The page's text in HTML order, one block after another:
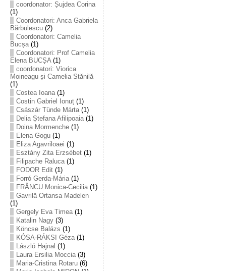
coordonator: Șujdea Corina
(1)
Coordonatori: Anca Gabriela
Bărbulescu(2)
Coordonatori: Camelia
Bucșa(1)
Coordonatori: Prof Camelia
Elena BUCȘA(1)
coordonatori: Viorica
Moineagu și Camelia Stănilă
(1)
Costea Ioana(1)
Costin Gabriel Ionuț(1)
Császár Tünde Márta(1)
Delia Ștefana Afilipoaia(1)
Doina Mormenche(1)
Elena Gogu(1)
Eliza Agavriloaei (1)
Esztány Zita Erzsébet(1)
Filipache Raluca(1)
FODOR Edit(1)
Forró Gerda-Mária(1)
FRÂNCU Monica-Cecilia(1)
Gavrilă Ortansa Madelen
(1)
Gergely Eva Timea(1)
Katalin Nagy(3)
Köncse Balázs (1)
KÓSA-RÁKSI Géza(1)
László Hajnal (1)
Laura Ersilia Moccia(3)
Maria-Cristina Rotaru(6)